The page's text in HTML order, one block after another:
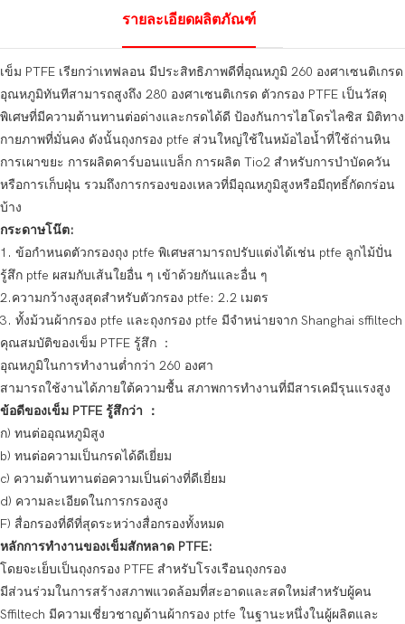
รายละเอียดผลิตภัณฑ์
เข็ม PTFE เรียกว่าเทฟลอน มีประสิทธิภาพดีที่อุณหภูมิ 260 องศาเซนติเกรด
อุณหภูมิทันทีสามารถสูงถึง 280 องศาเซนติเกรด ตัวกรอง PTFE เป็นวัสดุ
พิเศษที่มีความต้านทานต่อด่างและกรดได้ดี ป้องกันการไฮโดรไลซิส มิติทาง
กายภาพที่มั่นคง ดังนั้นถุงกรอง ptfe ส่วนใหญ่ใช้ในหม้อไอน้ำที่ใช้ถ่านหิน
การเผาขยะ การผลิตคาร์บอนแบล็ก การผลิต Tio2 สำหรับการบำบัดควัน
หรือการเก็บฝุ่น รวมถึงการกรองของเหลวที่มีอุณหภูมิสูงหรือมีฤทธิ์กัดกร่อน
บ้าง
กระดาษโน๊ต:
1. ข้อกำหนดตัวกรองถุง ptfe พิเศษสามารถปรับแต่งได้เช่น ptfe ลูกไม้ปั่น
รู้สึก ptfe ผสมกับเส้นใยอื่น ๆ เข้าด้วยกันและอื่น ๆ
2.ความกว้างสูงสุดสำหรับตัวกรอง ptfe: 2.2 เมตร
3. ทั้งม้วนผ้ากรอง ptfe และถุงกรอง ptfe มีจำหน่ายจาก Shanghai sffiltech
คุณสมบัติของเข็ม PTFE รู้สึก ：
อุณหภูมิในการทำงานต่ำกว่า 260 องศา
สามารถใช้งานได้ภายใต้ความชื้น สภาพการทำงานที่มีสารเคมีรุนแรงสูง
ข้อดีของเข็ม PTFE รู้สึกว่า ：
ก) ทนต่ออุณหภูมิสูง
b) ทนต่อความเป็นกรดได้ดีเยี่ยม
c) ความต้านทานต่อความเป็นด่างที่ดีเยี่ยม
d) ความละเอียดในการกรองสูง
F) สื่อกรองที่ดีที่สุดระหว่างสื่อกรองทั้งหมด
หลักการทำงานของเข็มสักหลาด PTFE:
โดยจะเย็บเป็นถุงกรอง PTFE สำหรับโรงเรือนถุงกรอง
มีส่วนร่วมในการสร้างสภาพแวดล้อมที่สะอาดและสดใหม่สำหรับผู้คน
Sffiltech มีความเชี่ยวชาญด้านผ้ากรอง ptfe ในฐานะหนึ่งในผู้ผลิตและ